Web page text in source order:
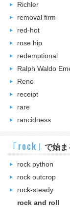
Richler
removal firm
red-hot
rose hip
redemptional
Ralph Waldo
Reno
receipt
rare
rancidness
｢rock｣ で始
rock python
rock outcrop
rock-steady
rock and roll